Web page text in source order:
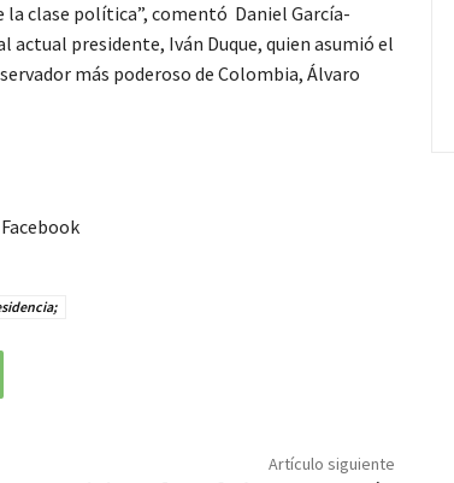
la clase política”, comentó Daniel García-
presidente, Iván Duque, quien asumió el
más poderoso de Colombia, Álvaro
Artículo siguiente